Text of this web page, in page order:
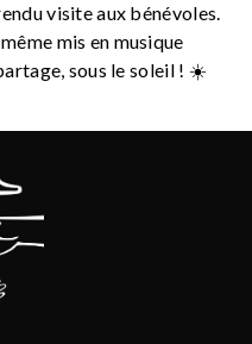
visite aux bénévoles.
mis en musique
sous le soleil ! ☀️